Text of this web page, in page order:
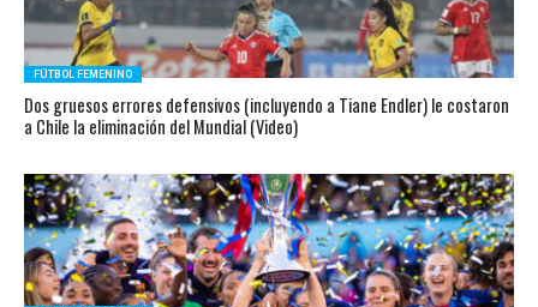
FÚTBOL FEMENINO
Dos gruesos errores defensivos (incluyendo a Tiane Endler) le costaron
a Chile la eliminación del Mundial (Video)